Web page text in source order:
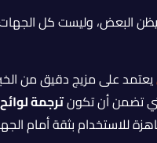
البعض، وليست كل
يعتمد على مزيج دقيق من
تضمن أن تكونترجمة
للاستخدام بثقة أمام